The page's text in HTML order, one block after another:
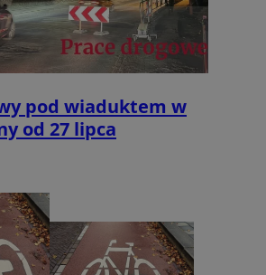
pod wiaduktem w
od 27 lipca